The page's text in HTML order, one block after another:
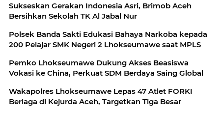
Sukseskan Gerakan Indonesia Asri, Brimob Aceh
Bersihkan Sekolah TK Al Jabal Nur
Polsek Banda Sakti Edukasi Bahaya Narkoba kepada
200 Pelajar SMK Negeri 2 Lhokseumawe saat MPLS
Pemko Lhokseumawe Dukung Akses Beasiswa
Vokasi ke China, Perkuat SDM Berdaya Saing Global
Wakapolres Lhokseumawe Lepas 47 Atlet FORKI
Berlaga di Kejurda Aceh, Targetkan Tiga Besar